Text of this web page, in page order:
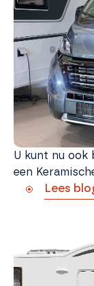
U kunt nu ook
een
Lees
t/m 32)